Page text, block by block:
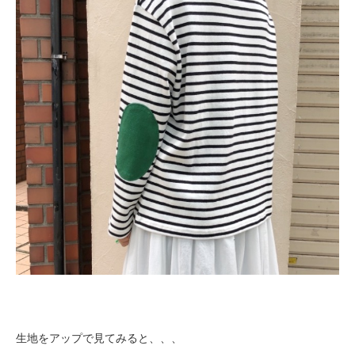
生地をアップで見てみると、、、